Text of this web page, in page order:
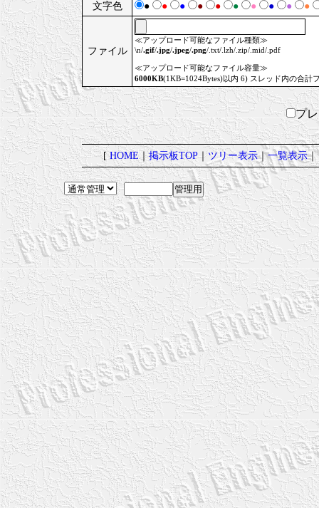
文字色 ● ● ● ● ● ● ● ● ● ●
ファイル
≪アップロード可能なファイル種類≫
\n/.gif/.jpg/.jpeg/.png/.txt/.lzh/.zip/.mid/.pdf
≪アップロード可能なファイル容量≫
6000KB(1KB=1024Bytes)以内 6) スレッド内の合計
プ
[HOME｜掲示板TOP｜ツリー表示｜一覧表示｜